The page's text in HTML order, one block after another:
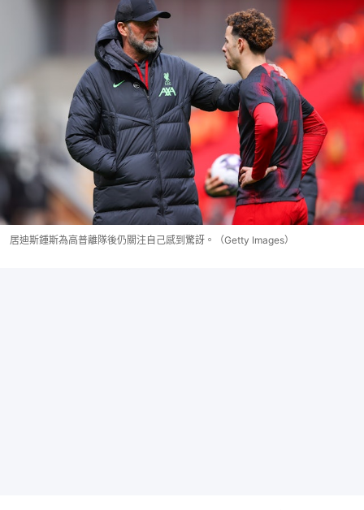
居迪斯鍾斯為高普離隊後仍關注自己感到驚訝。（Getty Images）